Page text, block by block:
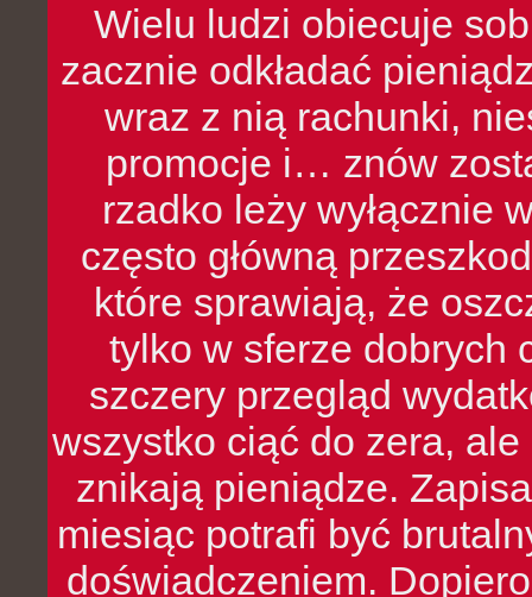
Wielu ludzi obiecuje
zacznie odkładać
wraz z nią rachunki,
promocje i… znów
rzadko leży wyłącznie
często główną
które sprawiają, że
tylko w sferze dobrych
szczery przegląd
wszystko ciąć do zera,
znikają pieniądze.
miesiąc potrafi być
doświadczeniem.